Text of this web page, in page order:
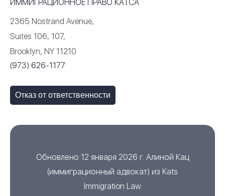
ИММИГРАЦИОННОЕ ПРАВО КАТСА
2365 Nostrand Avenue,
Suites 106, 107,
Brooklyn, NY 11210
(973) 626-1177
Отказ от ответственности
Обновлено 12 января 2026 г. Алиной Кац
(иммиграционный адвокат) из Kats
Immigration Law